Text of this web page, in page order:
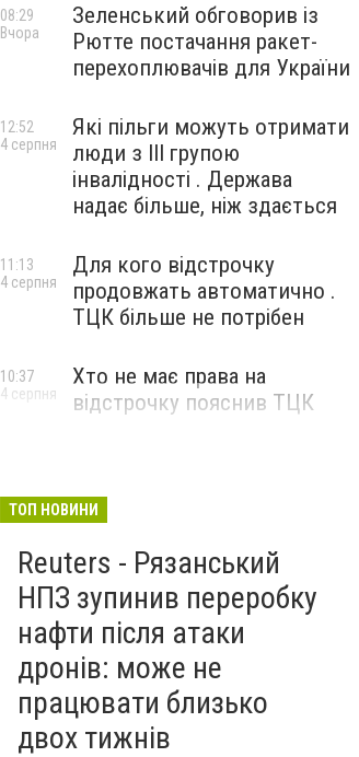
Зеленський обговорив із
Рютте постачання ракет-
перехоплювачів для України
08:29
Вчора
Які пільги можуть отримати
люди з III групою
інвалідності . Держава
надає більше, ніж здається
12:52
4 серпня
Для кого відстрочку
продовжать автоматично .
ТЦК більше не потрібен
11:13
4 серпня
Хто не має права на
відстрочку пояснив ТЦК
10:37
4 серпня
ТОП НОВИНИ
Reuters - Рязанський
НПЗ зупинив переробку
нафти після атаки
дронів: може не
працювати близько
двох тижнів